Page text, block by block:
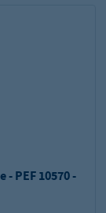
PEF 10570 -